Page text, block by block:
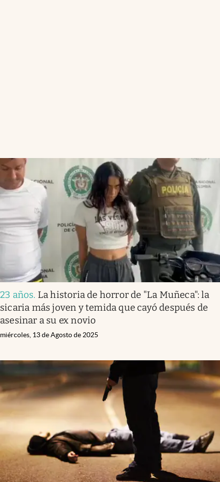
23 años. La historia de horror de "La Muñeca": la
sicaria más joven y temida que cayó después de
asesinar a su ex novio
miércoles, 13 de Agosto de 2025